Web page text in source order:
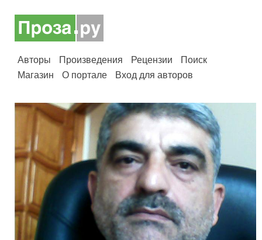
Авторы Произведения Рецензии
Поиск
Магазин
О портале Вход для авторов